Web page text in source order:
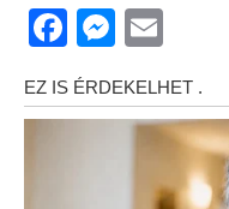
F
a
c
M
ss
e
ai
l